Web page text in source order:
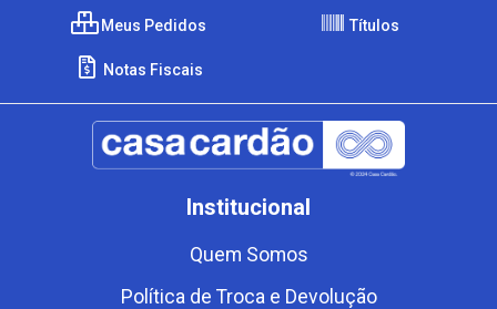
Meus Pedidos Títulos
Notas Fiscais
Institucional
Quem Somos
Política de Troca e Devolução